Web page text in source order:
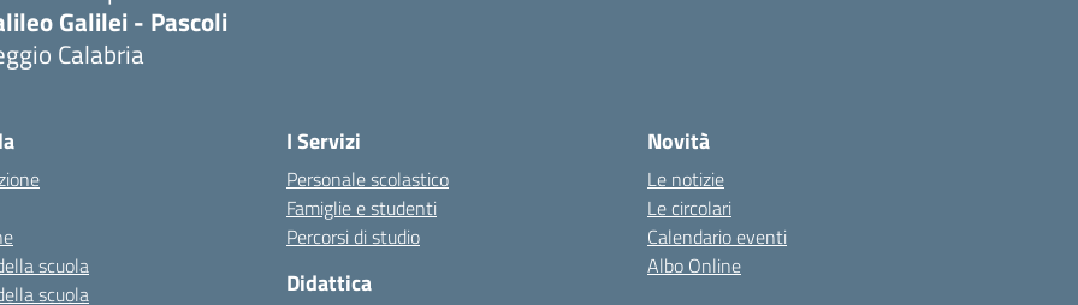
Galilei - Pascoli
Calabria
scuola
scuola
I Servizi
Personale scolastico
Famiglie e studenti
Percorsi di studio
Didattica
Novità
Le notizie
Le circolari
Calendario eventi
Albo Online